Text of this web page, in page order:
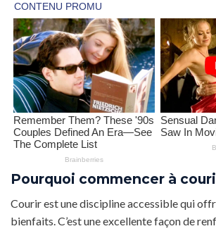
Pourquoi commencer à
Courir est une discipline accessible qui
bienfaits. C’est une excellente façon de